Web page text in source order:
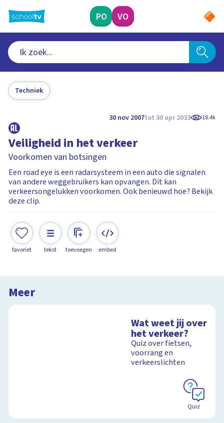
naar
hoofdinhoud
PO VO
Techniek
30 nov 2007tot 30 apr 2033 18.4k
Veiligheid in het verkeer
Voorkomen van botsingen
Een road eye is een radarsysteem in een auto die signalen
van andere weggebruikers kan opvangen. Dit kan
verkeersongelukken voorkomen. Ook benieuwd hoe? Bekijk
deze clip.
favoriet tekst toevoegen embed
Meer
Wat weet jij over
het verkeer?
Quiz over fietsen,
voorrang en
verkeerslichten
Quiz